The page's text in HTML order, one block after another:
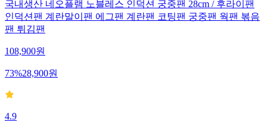
국내생산 네오플램 노블레스 인덕션 궁중팬 28cm / 후라이팬
인덕션팬 계란말이팬 에그팬 계란팬 코팅팬 궁중팬 웍팬 볶음
팬 튀김팬
108,900원
73%28,900원
4.9